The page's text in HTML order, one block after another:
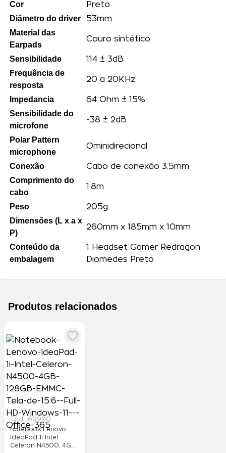
Produtos relacionados
Cód.: 69990
Notebook Lenovo
IdeaPad 1i Intel
Celeron N4500, 4GB,